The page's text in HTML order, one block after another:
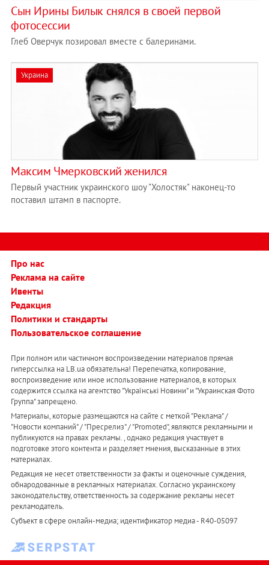
Сын Ирины Билык снялся в своей первой
фотосессии
Глеб Оверчук позировал вместе с балеринами.
Украина
Максим Чмерковский женился
Первый участник украинского шоу "Холостяк" наконец-то
поставил штамп в паспорте.
Про нас
Реклама на сайте
Ивенты
Редакция
Политики и стандарты
Пользовательское соглашение
При полном или частичном воспроизведении материалов прямая
гиперссылка на LB.ua обязательна! Перепечатка, копирование,
воспроизведение или иное использование материалов, в которых
содержится ссылка на агентство "Українськi Новини" и "Украинская Фото
Группа" запрещено.
Материалы, которые размещаются на сайте с меткой "Реклама" /
"Новости компаний" / "Пресрелиз" / "Promoted", являются рекламными и
публикуются на правах рекламы. , однако редакция участвует в
подготовке этого контента и разделяет мнения, высказанные в этих
материалах.
Редакция не несет ответственности за факты и оценочные суждения,
обнародованные в рекламных материалах. Согласно украинскому
законодательству, ответственность за содержание рекламы несет
рекламодатель.
Субъект в сфере онлайн-медиа; идентификатор медиа - R40-05097